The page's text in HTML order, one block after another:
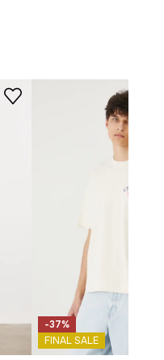
-37%
FINAL SALE